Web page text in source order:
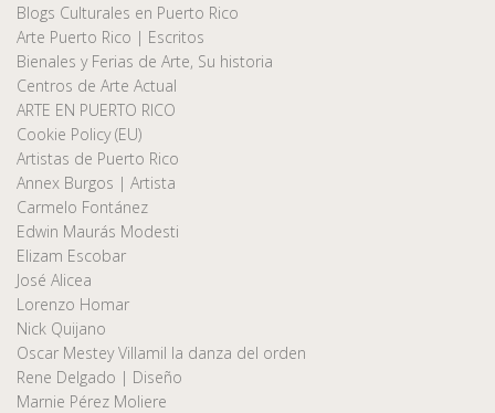
Blogs Culturales en Puerto Rico
Arte Puerto Rico | Escritos
Bienales y Ferias de Arte, Su historia
Centros de Arte Actual
ARTE EN PUERTO RICO
Cookie Policy (EU)
Artistas de Puerto Rico
Annex Burgos | Artista
Carmelo Fontánez
Edwin Maurás Modesti
Elizam Escobar
José Alicea
Lorenzo Homar
Nick Quijano
Oscar Mestey Villamil la danza del orden
Rene Delgado | Diseño
Marnie Pérez Moliere